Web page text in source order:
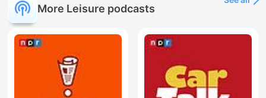
More Leisure podcasts